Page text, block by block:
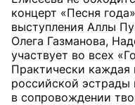
концерт «Песня
выступления Аллы
Олега Газманова,
участвует во всех
Практически каждая
российской эстрады
в сопровождении